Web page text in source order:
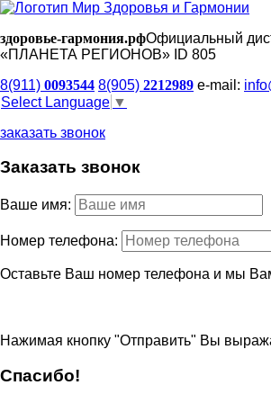
здоровье-гармония.рфОфициальный
«ПЛАНЕТА РЕГИОНОВ» ID 805
8(911) 0093544 8(905) 2212989 e-mail:
Select Language ▼
заказать звонок
Заказать звонок
Ваше имя:
Номер телефона:
Оставьте Ваш номер телефона и мы
Нажимая кнопку "Отправить" Вы
Спасибо!